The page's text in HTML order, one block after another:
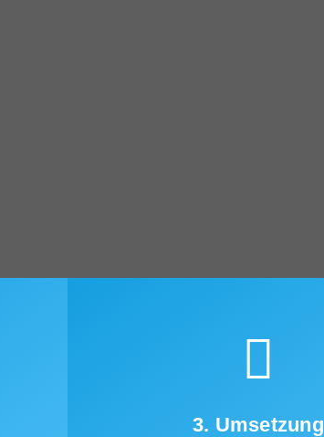
3. Umsetzung